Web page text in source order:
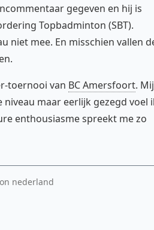
gegeven en hij is
Topbadminton (SBT).
niet mee. En misschien vallen
toernooi van BC Amersfoort.
maar eerlijk gezegd voel
enthousiasme spreekt me zo
nederland